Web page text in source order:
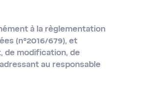
à la règlementation
(n°2016/679), et
de modification, de
au responsable